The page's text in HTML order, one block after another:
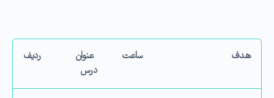
هدف ساعت
عنوان
درس
ردیف